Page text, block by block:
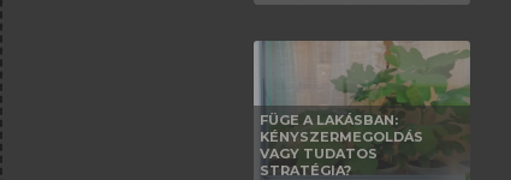
FÜGE A LAKÁSBAN:
KÉNYSZERMEGOLDÁS
VAGY TUDATOS
STRATÉGIA?